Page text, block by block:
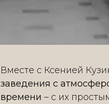
Вместе с Ксенией
заведения с
времени – с их